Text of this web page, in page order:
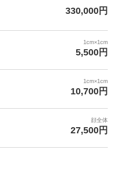
330,000円
1cm×1cm
5,500円
1cm×1cm
10,700円
顔全体
27,500円